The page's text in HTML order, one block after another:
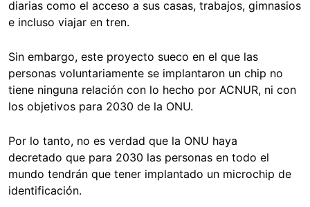
diarias como el acceso a sus casas, trabajos, gimnasios
e incluso viajar en tren.
Sin embargo, este proyecto sueco en el que las
personas voluntariamente se implantaron un chip no
tiene ninguna relación con lo hecho por ACNUR, ni con
los objetivos para 2030 de la ONU.
Por lo tanto, no es verdad que la ONU haya
decretado que para 2030 las personas en todo el
mundo tendrán que tener implantado un microchip de
identificación.